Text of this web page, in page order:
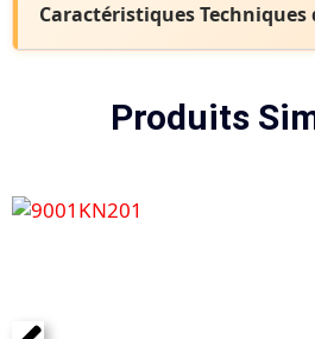
Caractéristiques
Produits